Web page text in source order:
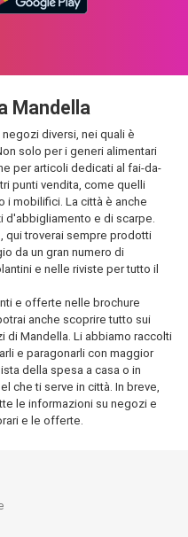
Mandella
diversi, nei quali è
solo per i generi alimentari
per articoli dedicati al fai-da-
punti vendita, come quelli
i mobilifici. La città è anche
d'abbigliamento e di scarpe.
qui troverai sempre prodotti
da un gran numero di
e nelle riviste per tutto il
e offerte nelle brochure
anche scoprire tutto sui
di Mandella. Li abbiamo raccolti
e paragonarli con maggior
della spesa a casa o in
che ti serve in città. In breve,
le informazioni su negozi e
e le offerte.